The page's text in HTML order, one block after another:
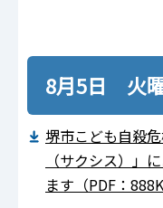
8月5日 火
堺市こども自殺
（サクシス）」
ます（PDF：